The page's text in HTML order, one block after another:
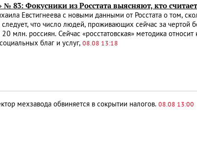
№ 83: Фокусники из Росстата выясняют, кто
Евстигнеева с новыми данными от Росстата о том,
следует, что число людей, проживающих сейчас за чертой
млн. россиян. Сейчас «росстатовская» методика
благ и услуг, 08.08 13:18
мехзавода обвиняется в сокрытии налогов. 08.08 13:00